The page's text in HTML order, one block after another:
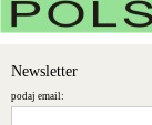
Newsletter
podaj email: